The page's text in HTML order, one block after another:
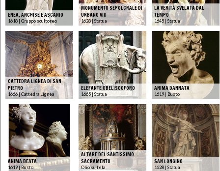
ENEA, ANCHISE E ASCANIO
1618 | Gruppo scultoreo
MONUMENTO SEPOLCRALE DI
URBANO VIII
1628 | Statua
LA VERITÀ SVELATA DAL
TEMPO
1645 | Statua
CATTEDRA LIGNEA DI SAN
PIETRO
1666 | Cattedra Lignea
ELEFANTE OBELISCOFORO
1665 | Statua
ANIMA DANNATA
1619 | Busto
ANIMA BEATA
1619 | Busto
ALTARE DEL SANTISSIMO
SACRAMENTO
Olio su tela
SAN LONGINO
1628 | Statua